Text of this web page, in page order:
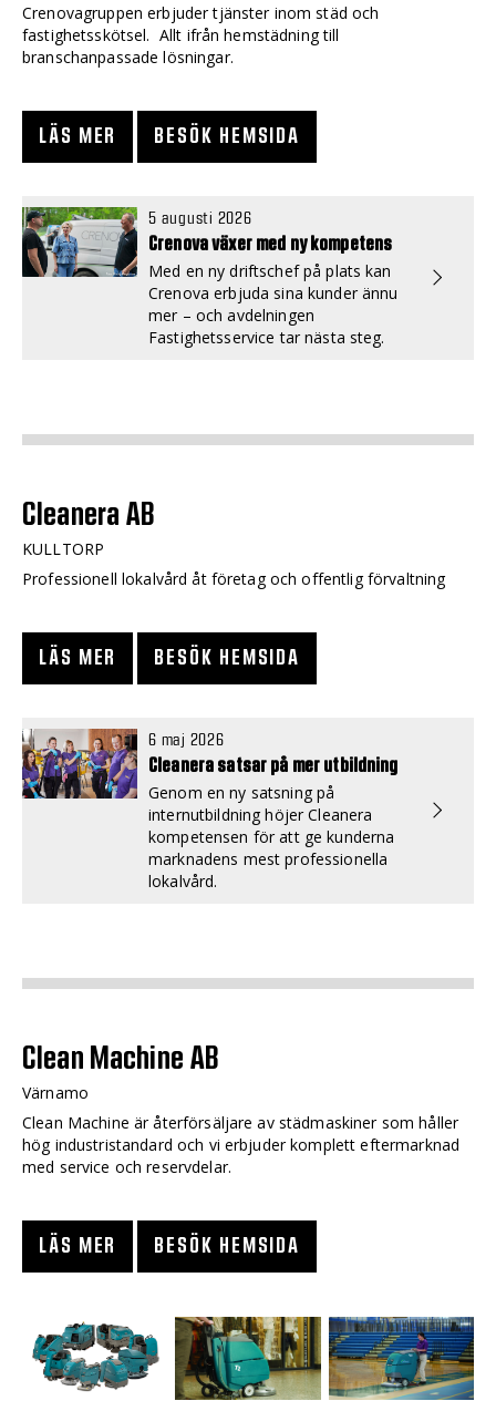
Crenovagruppen erbjuder tjänster inom städ och
fastighetsskötsel. Allt ifrån hemstädning till
branschanpassade lösningar.
LÄS MER BESÖK HEMSIDA
5 augusti 2026
Crenova växer med ny kompetens
Med en ny driftschef på plats kan
Crenova erbjuda sina kunder ännu
mer – och avdelningen
Fastighetsservice tar nästa steg.
Cleanera AB
KULLTORP
Professionell lokalvård åt företag och offentlig förvaltning
LÄS MER BESÖK HEMSIDA
6 maj 2026
Cleanera satsar på mer utbildning
Genom en ny satsning på
internutbildning höjer Cleanera
kompetensen för att ge kunderna
marknadens mest professionella
lokalvård.
Clean Machine AB
Värnamo
Clean Machine är återförsäljare av städmaskiner som håller
hög industristandard och vi erbjuder komplett eftermarknad
med service och reservdelar.
LÄS MER BESÖK HEMSIDA